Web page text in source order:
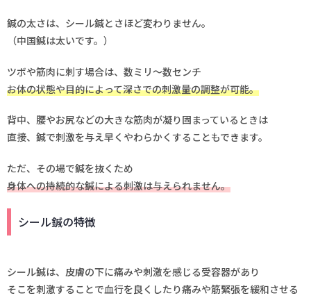
鍼の太さは、シール鍼とさほど変わりません。
（中国鍼は太いです。）
ツボや筋肉に刺す場合は、数ミリ～数センチ
お体の状態や目的によって深さでの刺激量の調整が可能。
背中、腰やお尻などの大きな筋肉が凝り固まっているときは
直接、鍼で刺激を与え早くやわらかくすることもできます。
ただ、その場で鍼を抜くため
身体への持続的な鍼による刺激は与えられません。
シール鍼の特徴
シール鍼は、皮膚の下に痛みや刺激を感じる受容器があり
そこを刺激することで血行を良くしたり痛みや筋緊張を緩和させる